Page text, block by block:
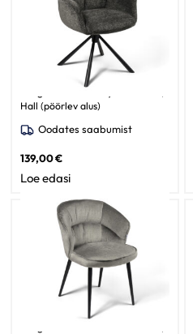
Hall (pöörlev alus)
Oodates saabumist
139,00€
Loe edasi